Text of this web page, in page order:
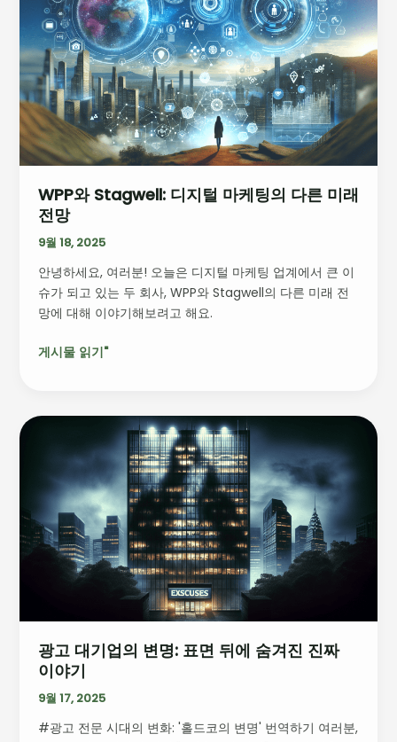
WPP와 Stagwell: 디지털 마케팅의 다른 미래
전망
9월 18, 2025
안녕하세요, 여러분! 오늘은 디지털 마케팅 업계에서 큰 이
슈가 되고 있는 두 회사, WPP와 Stagwell의 다른 미래 전
망에 대해 이야기해보려고 해요.
Stagwell:
디
지
털
마
케
팅
의
른
미
래
망
게시물 읽기"
광고 대기업의 변명: 표면 뒤에 숨겨진 진짜
이야기
9월 17, 2025
#광고 전문 시대의 변화: '홀드코의 변명' 번역하기 여러분,
의
변
에
숨
겨
진